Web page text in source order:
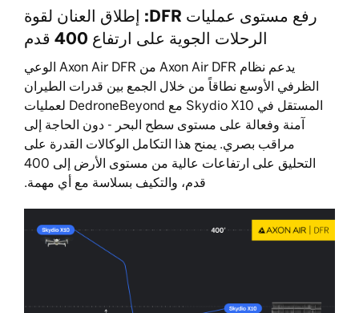
رفع مستوى عمليات DFR: إطلاق العنان لقوة
الرحلات الجوية على ارتفاع 400 قدم
يدعم نظام Axon Air DFR من Axon Air DFR الوعي
الظرفي الأوسع نطاقاً من خلال الجمع بين قدرات الطيران
المستقل في Skydio X10 مع DedroneBeyond لعمليات
آمنة وفعالة على مستوى سطح البحر - دون الحاجة إلى
مراقب بصري. يمنح هذا التكامل الوكالات القدرة على
التحليق على ارتفاعات عالية من مستوى الأرض إلى 400
قدم، والتكيف بسلاسة مع أي مهمة.